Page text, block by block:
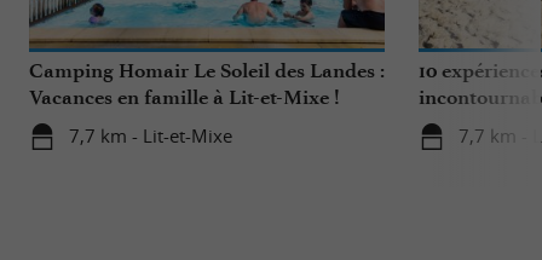
Camping Homair Le Soleil des Landes :
Vacances en famille à Lit-et-Mixe !
7,7 km - Lit-et-Mixe
10
Nature
7,7 km -